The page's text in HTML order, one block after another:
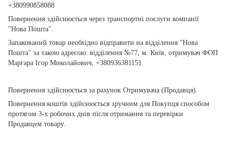
+380990858088
Повернення здійснюється через транспортні послуги компанії
"Нова Пошта".
Запакований товар необхідно відправити на відділення "Нова
Пошта" за такою адресою: відділення №77, м. Київ, отримувач ФОП
Маргара Ігор Миколайович, +380936381151
Повернення здійснюється за рахунок Отримувача (Продавця).
Повернення коштів здійснюється зручним для Покупця способом
протягом 3-х робочих днів після отримання та перевірки
Продавцем товару.